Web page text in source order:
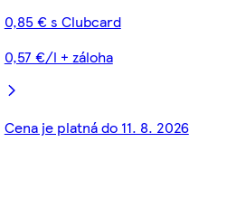
0,85 € s Clubcard
0,57 €/l + záloha
Cena je platná do 11. 8. 2026